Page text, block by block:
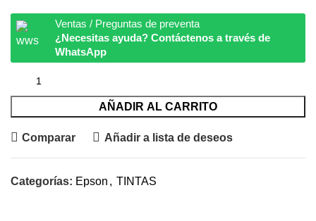
Ventas / Preguntas de preventa
¿Necesitas ayuda? Contáctenos a través de
WhatsApp
AÑADIR AL CARRITO
Comparar Añadir a lista de deseos
Categorías: Epson , TINTAS